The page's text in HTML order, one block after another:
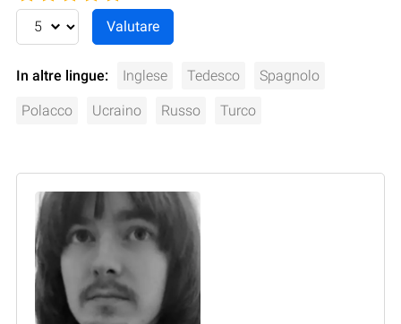
In altre lingue: Inglese Tedesco Spagnolo
Polacco Ucraino Russo Turco